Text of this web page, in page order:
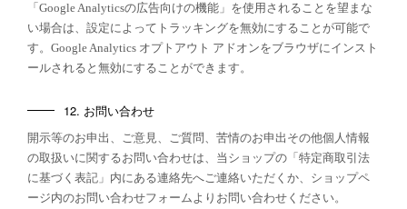
「Google Analyticsの広告向けの機能」を使用されることを望まな
い場合は、設定によってトラッキングを無効にすることが可能で
す。Google Analytics オプトアウト アドオンをブラウザにインスト
ールされると無効にすることができます。
12. お問い合わせ
開示等のお申出、ご意見、ご質問、苦情のお申出その他個人情報
の取扱いに関するお問い合わせは、当ショップの「特定商取引法
に基づく表記」内にある連絡先へご連絡いただくか、ショップペ
ージ内のお問い合わせフォームよりお問い合わせください。